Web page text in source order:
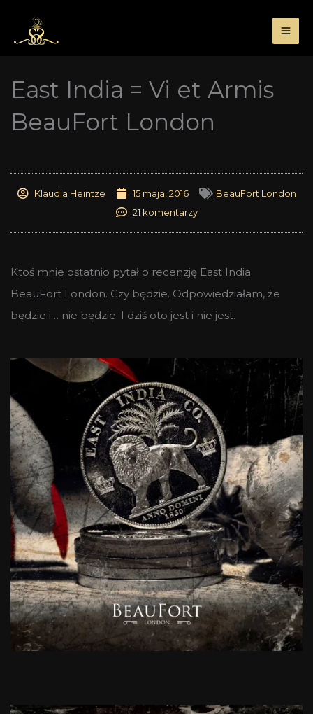
treści
East India = Vi et Armis
BeauFort London
Klaudia Heintze 15 maja, 2016
BeauFort London
21 komentarzy
Ktoś mnie ostatnio pytał o recenzję East India
BeauFort London. Czy będzie. Odpowiedziałam, że
będzie i… nie będzie. I dziś oto jest i nie jest.